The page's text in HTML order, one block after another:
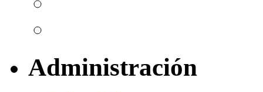
Administración